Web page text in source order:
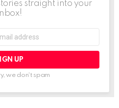
straight into your
we don't spam